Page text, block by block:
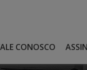
CONOSCO